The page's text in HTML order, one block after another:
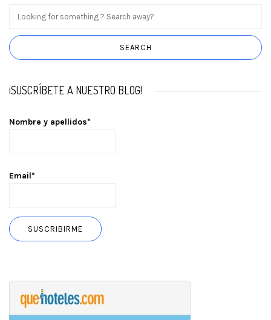
¡SUSCRÍBETE A NUESTRO BLOG!
Nombre y apellidos*
Email*